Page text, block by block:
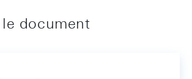
document